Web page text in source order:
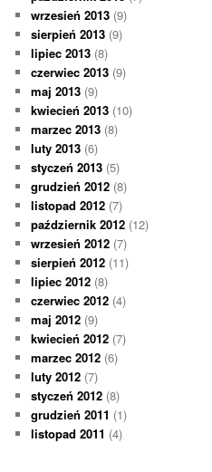
wrzesień 2013 (9)
sierpień 2013 (9)
lipiec 2013 (8)
czerwiec 2013 (9)
maj 2013 (9)
kwiecień 2013 (10)
marzec 2013 (8)
luty 2013 (6)
styczeń 2013 (5)
grudzień 2012 (8)
listopad 2012 (7)
październik 2012 (12)
wrzesień 2012 (7)
sierpień 2012 (11)
lipiec 2012 (8)
czerwiec 2012 (4)
maj 2012 (9)
kwiecień 2012 (7)
marzec 2012 (6)
luty 2012 (7)
styczeń 2012 (8)
grudzień 2011 (1)
listopad 2011 (4)